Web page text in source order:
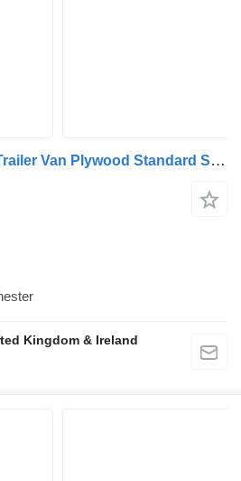
SDC TRAILERS LTD Trailer Van Plywood Standard Straight
Kingdom & Ireland